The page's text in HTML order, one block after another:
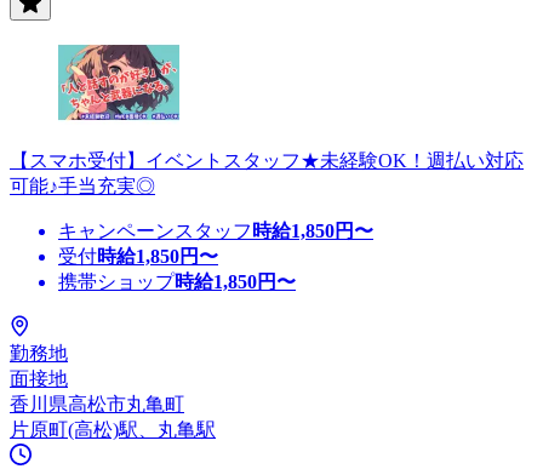
【スマホ受付】イベントスタッフ★未経験OK！週払い対応
可能♪手当充実◎
キャンペーンスタッフ 時給1,850円〜
受付時給1,850円〜
携帯ショップ時給1,850円〜
勤務地
面接地
香川県高松市丸亀町
片原町(高松)駅、丸亀駅